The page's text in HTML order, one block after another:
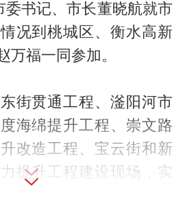
委书记、市长董晓航就市
况到桃城区、衡水高新
万福一同参加。
街贯通工程、滏阳河市
海绵提升工程、崇文路
改造工程、宝云街和新
提升工程建设现场，实